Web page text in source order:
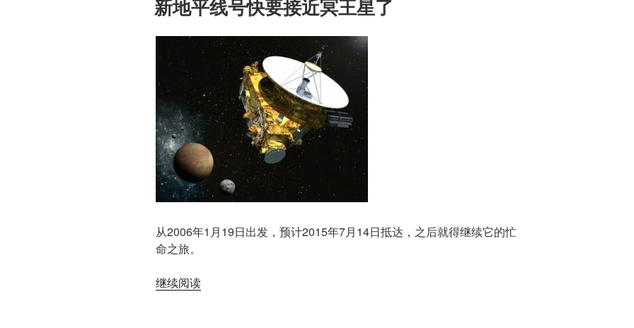
星”
于
新地平线号快要接近冥王星了
从2006年1月19日出发，预计2015年7月14日抵达，之后就得继续它的忙
命之旅。
继续阅读“新